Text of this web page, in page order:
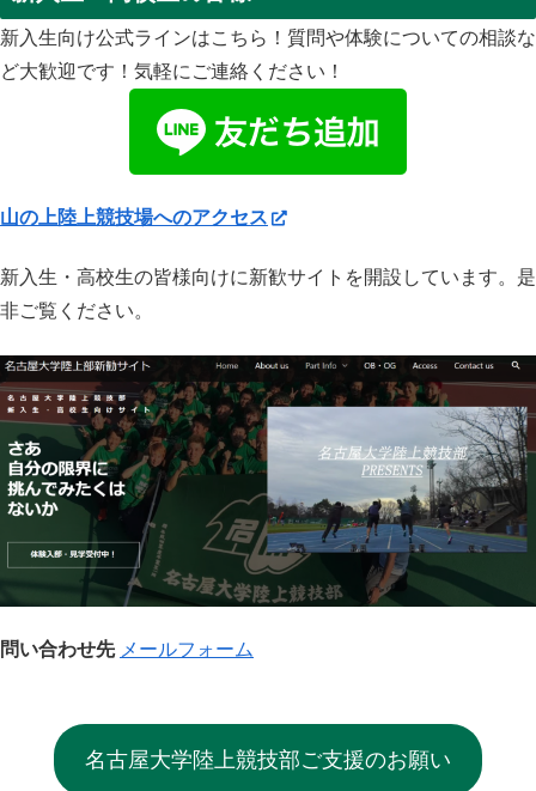
新入生向け公式ラインはこちら！質問や体験についての相談な
ど大歓迎です！気軽にご連絡ください！
山の上陸上競技場へのアクセス
新入生・高校生の皆様向けに新歓サイトを開設しています。是
非ご覧ください。
問い合わせ先 メールフォーム
名古屋大学陸上競技部ご支援のお願い